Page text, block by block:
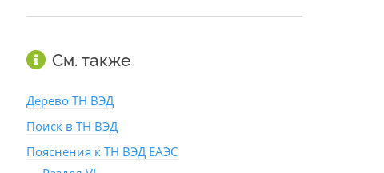
См. также
Дерево ТН ВЭД
Поиск в ТН ВЭД
Пояснения к ТН ВЭД ЕАЭС